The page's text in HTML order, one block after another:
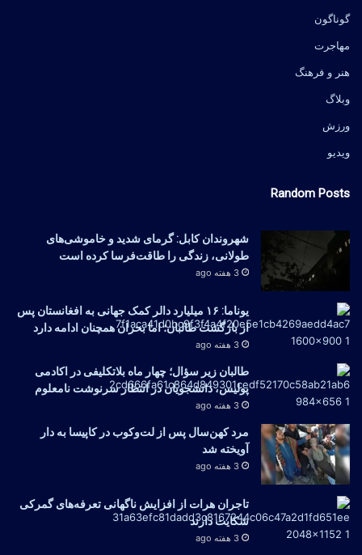
گوناگون
مهاجرت
هنر و فرهنگ
وبلاگ
ورزش
ویدیو
Random Posts
شهروندان کابل: گرمای شدید و خاموشی‌های
طولانی، زندگی را طاقت‌فرسا کرده است
3 هفته ago
یوناما: ۱۶ میلیارد دالر کمک جهانی به افغانستان پس
از بازگشت طالبان؛ اما بحران همچنان ادامه دارد
3 هفته ago
طالبان زیر سؤال؛ چهار ماه بلاتکلیفی در اکادمی
پولیس، دانشجویان در انتظار سرنوشت نامعلوم
3 هفته ago
مرد کهن‌سال پس از لت‌وکوب در کاپیسا به دار
آویخته شد
3 هفته ago
تاجران هرات از افزایش ناگهانی تعرفه‌های گمرکی
شکایت دارند
3 هفته ago